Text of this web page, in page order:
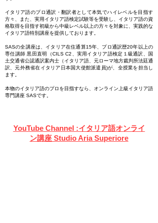
イタリア語のプロ通訳・翻訳者として本気でハイレベルを目指す
方々、また、実用イタリア語検定試験等を受験し、イタリア語の資
格取得を目指す初級から中級レベル以上の方々を対象に、実践的な
イタリア語特別講座を提供しております。
SASの全講座は、イタリア在住通算15年、プロ通訳歴20年以上の
専任講師 黒田直明（CILS C2、実用イタリア語検定１級通訳、国
土交通省公認通訳案内士（イタリア語、元ローマ地方裁判所法廷通
訳、元外務省在イタリア日本国大使館派遣員)が、全授業を担当し
ます。
本物のイタリア語のプロを目指すなら、オンライン上級イタリア語
専門講座 SASです。
YouTube Channel :イタリア語オンライ
ン講座 Studio Aria Superiore